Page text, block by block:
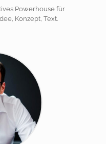
Powerhouse für
Konzept, Text.